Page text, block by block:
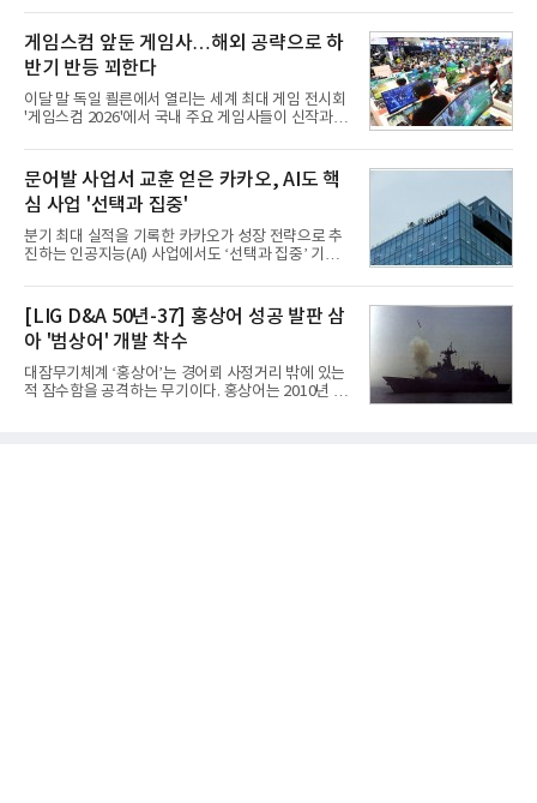
사업 확대
체로 참여했다. 체계개발에는 총 400여억 원의 개발
비와 62개월의 기간이 소요됐다. 한국형 GPS 유도폭
탄 KGGB(Korea GPS Guided Bomb)는 국내 최초
의 공대지 유도폭탄으로 2012년에 최종 전투용 적합
판정을 받았다.우리 공군이 운용하는 모든 전투기에
탑재할 수 있는 KGGB는 일반목적폭탄(General
Purpose Bomb)에 장착하여 운용토록 개발됐다.이
는 조종사가 휴대하는 명령통신장치(PDU, P
게임스컴 앞둔 게임사…해외 공략으로 하
반기 반등 꾀한다
이달 말 독일 쾰른에서 열리는 세계 최대 게임 전시회
'게임스컴 2026'에서 국내 주요 게임사들이 신작과 글
체별로 엇갈린 가운데 하반기 신작 흥행과 해외 시장
성과가 실적을 좌우할 핵심 변수로 떠오르고 있다.8일
업계에 따르면 올해 상반기 게임업계는 기업별 성적
표가 크게 갈렸다. 대표적으로 크래프톤은 'PUBG: 배
틀그라운드'의 안정적인 성장에 힘입어 상반기 연결
기준 매출 2조6616억원, 영업이익 9725억원으로 역
대 최대 실적을 기록했다. 엔씨도 올해 출시한 '아이온
동기 대
문어발 사업서 교훈 얻은 카카오, AI도 핵
심 사업 '선택과 집중'
분기 최대 실적을 기록한 카카오가 성장 전략으로 추
진하는 인공지능(AI) 사업에서도 ‘선택과 집중’ 기조
라 투자에 나서는 것과 달리, 카카오는 ‘카카오톡’이
라는 플랫폼 경쟁력을 활용한 AI 에이전트 서비스에
집중하는 전략이다. 과거 무리한 사업 확장 과정에서
겪었던 시행착오를 되풀이하지 않고 핵심 역량에 집
중하겠다는 취지로 풀이된다.7일 업계에 따르면 카카
오는 올해 2분기 연결 기준 매출 2조985억원, 영업이
익 2770억원을 기록했다. 전년 동기 대비 매출과 영업
[LIG D&A 50년-37] 홍상어 성공 발판 삼
아 '범상어' 개발 착수
대잠무기체계 ‘홍상어’는 경어뢰 사정거리 밖에 있는
적 잠수함을 공격하는 무기이다. 홍상어는 2010년 넥